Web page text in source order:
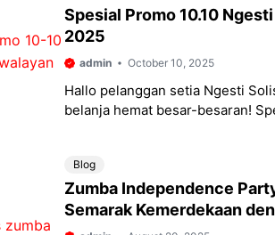
Spesial Promo 10.10
2025
admin October 10, 2025
Hallo pelanggan setia Ngesti
belanja hemat besar-besaran!
Blog
Zumba Independence
Semarak Kemerdekaan